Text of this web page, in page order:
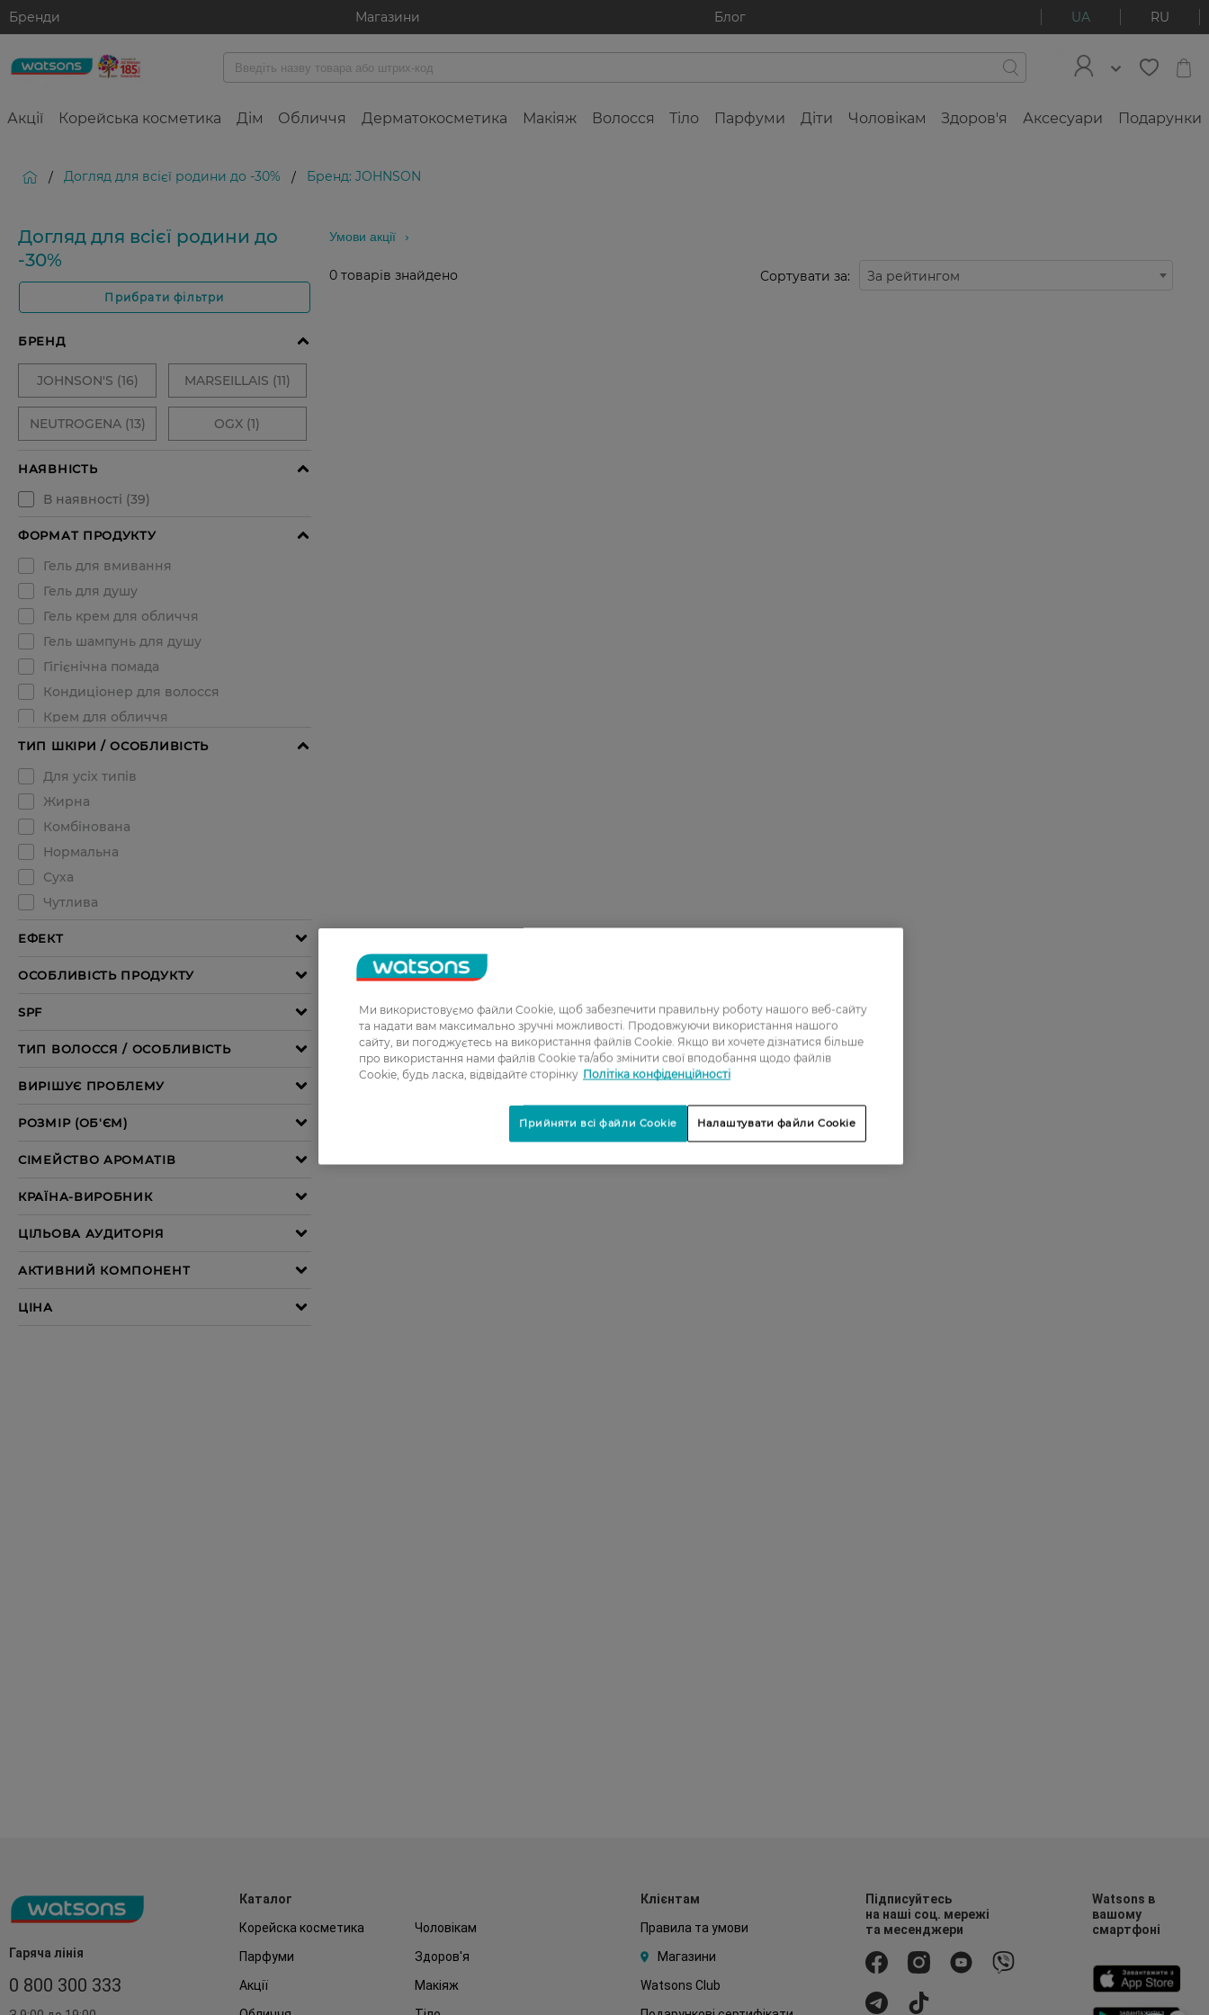
Бренди Магазини Блог UA RU
Акції Корейська косметика Дім Обличчя Дерматокосметика Макіяж Волосся Тіло Парфуми Діти Чоловікам Здоров'я Аксесуари Подарунки
/ Догляд для всієї родини до -30% / Бренд: JOHNSON
Догляд для всієї родини до
-30%
Прибрати фільтри
Умови акції
0 товарів знайдено Сортувати за: За рейтингом
Гаряча лінія
0 800 300 333
Каталог
Корейска косметика
Чоловікам
Парфуми
Здоров'я
Акції
Макіяж
Клієнтам
Правила та умови
Магазини
Watsons Club
Підписуйтесь
на наші соц. мережі
та месенджери
Watsons в
вашому
смартфоні
Ми використовуємо файли Cookie, щоб забезпечити правильну роботу нашого веб-сайту
та надати вам максимально зручні можливості. Продовжуючи використання нашого
сайту, ви погоджуєтесь на використання файлів Cookie. Якщо ви хочете дізнатися більше
про використання нами файлів Cookie та/або змінити свої вподобання щодо файлів
Cookie, будь ласка, відвідайте сторінку Політіка конфіденційності
Налаштувати файли Cookie
Прийняти всі файли Cookie